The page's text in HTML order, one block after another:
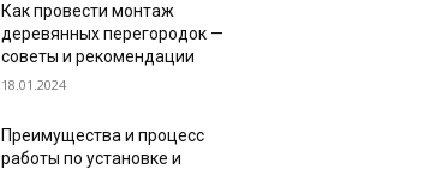
Как провести монтаж
деревянных перегородок —
советы и рекомендации
18.01.2024
Преимущества и процесс
работы по установке и